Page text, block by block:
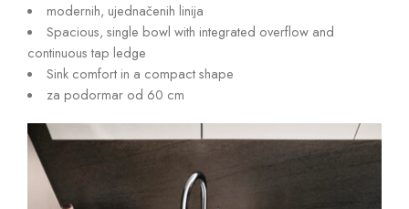
modernih, ujednačenih linija
Spacious, single bowl with integrated overflow and
continuous tap ledge
Sink comfort in a compact shape
za podormar od 60 cm